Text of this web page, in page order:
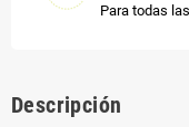
Para todas
Descripción